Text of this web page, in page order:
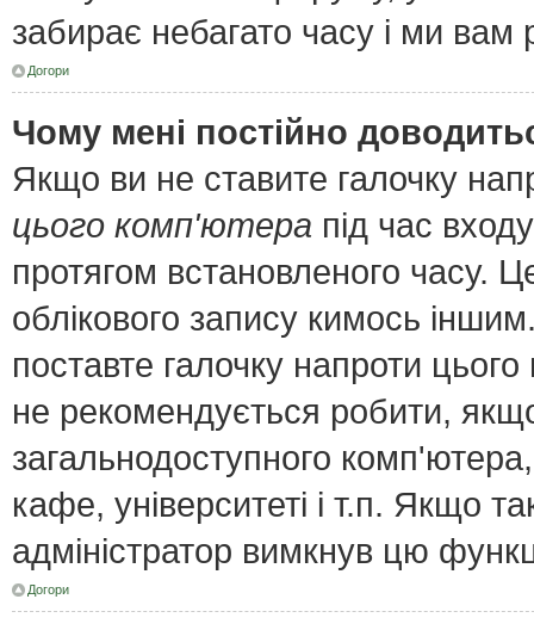
забирає небагато часу і ми
Догори
Чому мені постійно
Якщо ви не ставите галочку
цього комп'ютера під час
протягом встановленого часу.
облікового запису кимось
поставте галочку напроти
не рекомендується робити,
загальнодоступного
кафе, університеті і т.п. Якщо
адміністратор вимкнув цю
Догори